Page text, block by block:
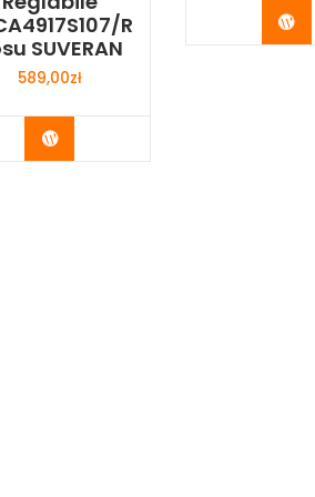
R
SUVERAN
589,00zł
Buy Now